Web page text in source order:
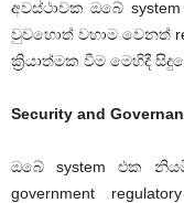
අවස්ථාවක ඔබේ
වුවහොත් වහාම වෙනත්
ක්‍රියාත්මක වීම මෙහිදී
Security and
ඔබේ system එක
government